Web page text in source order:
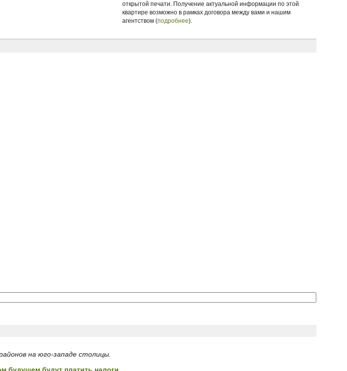
открытой печати. Получение актуальной информации по этой
квартире возможно в рамках договора между вами и нашим
агентством (подробнее).
на юго-западе столицы.